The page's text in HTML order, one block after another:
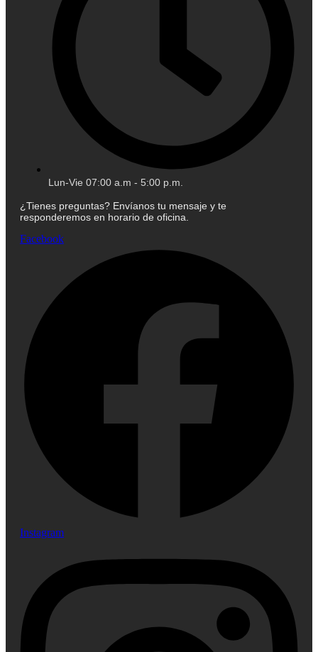
Lun-Vie 07:00 a.m - 5:00 p.m.
¿Tienes preguntas? Envíanos tu mensaje y te
responderemos en horario de oficina.
Facebook
Instagram